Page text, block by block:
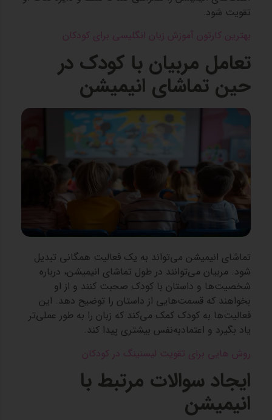
تقویت شود.
بهترین کارتون آموزش زبان انگلیسی برای کودکان
تعامل مربیان با کودک در
حین تماشای انیمیشن
تماشای انیمیشن می‌تواند به یک فعالیت همگانی تبدیل
شود. مربیان می‌توانند در طول تماشای انیمیشن، درباره
شخصیت‌ها و داستان با کودک صحبت کنند و از او
بخواهند که قسمت‌هایی از داستان را توضیح دهد. این
فعالیت‌ها به کودک کمک می‌کند که زبان را به طور عملی‌تر
یاد بگیرد و اعتمادبه‌نفس بیشتری پیدا کند.
روش‌ هایی برای تقویت لیسنینگ در کودکان
ایجاد سوالات مرتبط با
انیمیشن